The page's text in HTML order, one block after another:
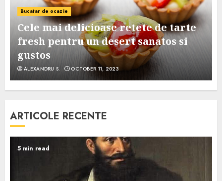
Bucatar de ocazie
Cele mai delicioase retete de tarte
fresh pentru un desert sanatos si
gustos
ALEXANDRU S. OCTOBER 11, 2023
ARTICOLE RECENTE
5 min read